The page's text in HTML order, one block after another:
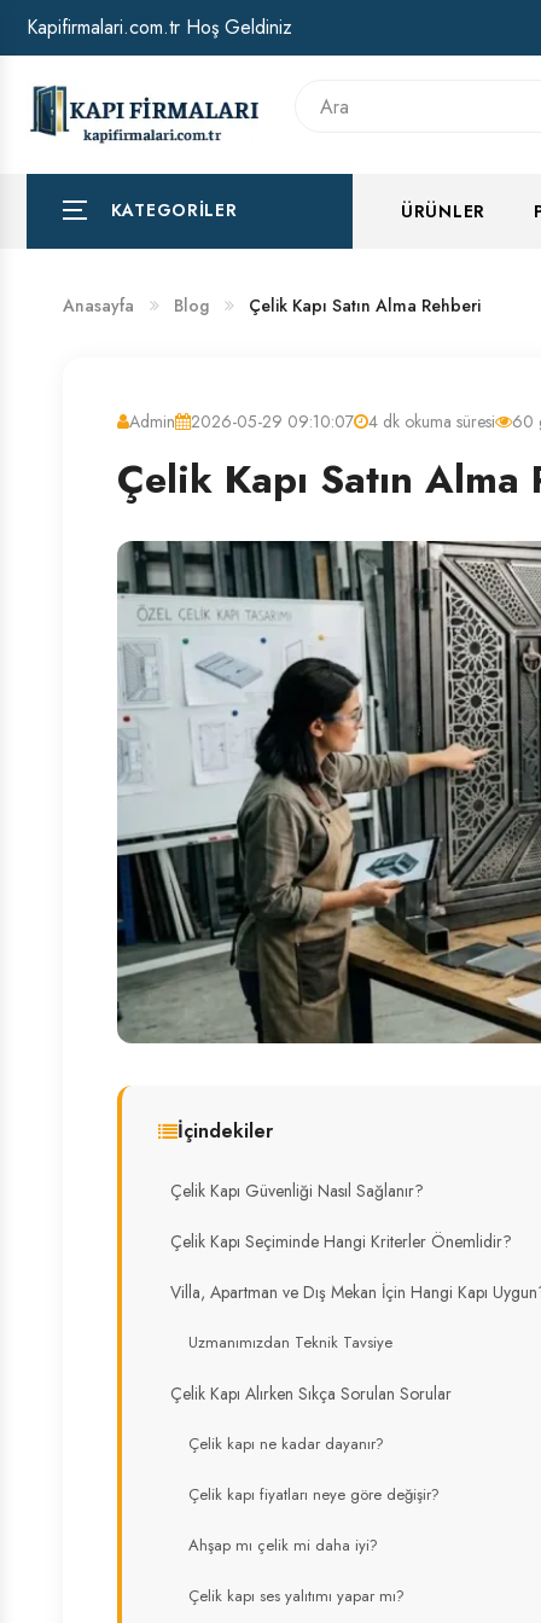
HAKKIMIZDA
BANKA HESAP NUMARALARIMIZ
Kapifirmalari.com.tr Hoş Geldiniz
KATEGORILER ÜRÜNLER
Anasayfa Blog Çelik Kapı Satın Alma Rehberi
Admin 2026-05-29 09:10:07 4 dk okuma süresi 60
Çelik Kapı Satın Alma
İçindekiler
Çelik Kapı Güvenliği Nasıl Sağlanır?
Çelik Kapı Seçiminde Hangi Kriterler Önemlidir?
Villa, Apartman ve Dış Mekan İçin Hangi Kapı
Uzmanımızdan Teknik Tavsiye
Çelik Kapı Alırken Sıkça Sorulan Sorular
Çelik kapı ne kadar dayanır?
Çelik kapı fiyatları neye göre değişir?
Ahşap mı çelik mi daha iyi?
Çelik kapı ses yalıtımı yapar mı?